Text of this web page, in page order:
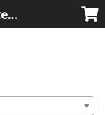
Mixo Shop - Giocattoli, tecnologia, casa e giardino a prezzi super!